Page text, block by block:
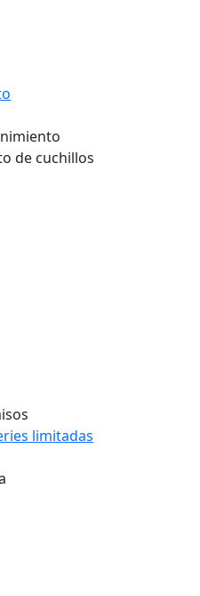
de cuchillos
limitadas